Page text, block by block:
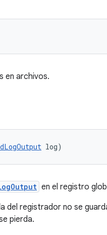
en archivos.
log)
en el registro
del registrador no se
pierda.